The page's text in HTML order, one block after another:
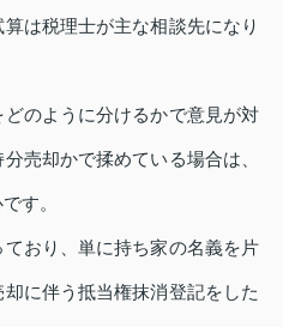
は税理士が主な相談先になり
のように分けるかで意見が対
売却かで揉めている場合は、
す。
おり、単に持ち家の名義を片
に伴う抵当権抹消登記をした